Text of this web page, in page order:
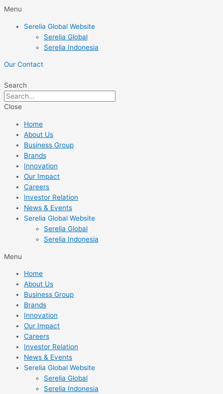
Skip
content
Menu
Serelia Global Website
Serelia Global
Serelia Indonesia
Our Contact
Search
Close
Home
About Us
Business Group
Brands
Innovation
Our Impact
Careers
Investor Relation
News & Events
Serelia Global Website
Serelia Global
Serelia Indonesia
Menu
Home
About Us
Business Group
Brands
Innovation
Our Impact
Careers
Investor Relation
News & Events
Serelia Global Website
Serelia Global
Serelia Indonesia